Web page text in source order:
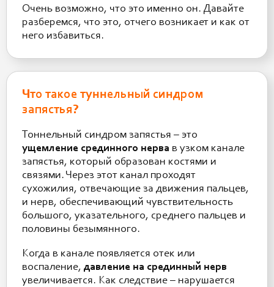
Очень возможно, что это именно он. Давайте
разберемся, что это, отчего возникает и как от
него избавиться.
Что такое туннельный синдром
запястья?
Тоннельный синдром запястья – это
ущемление срединного нерва в узком канале
запястья, который образован костями и
связями. Через этот канал проходят
сухожилия, отвечающие за движения пальцев,
и нерв, обеспечивающий чувствительность
большого, указательного, среднего пальцев и
половины безымянного.
Когда в канале появляется отек или
воспаление, давление на срединный нерв
увеличивается. Как следствие – нарушается